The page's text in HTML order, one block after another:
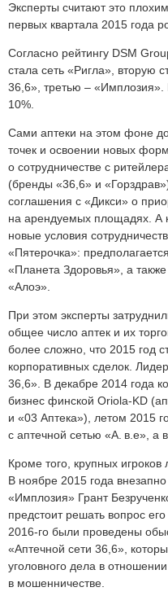
Эксперты считают это
первых квартала 2015 года
Согласно рейтингу DSM
стала сеть «Ригла», вторую
36,6», третью –
10%.
Сами аптеки на этом фоне
точек и освоении новых
о сотрудничестве с
(бренды «36,6» и
соглашения с «Дикси» о
на арендуемых площадях. А
новые условия
«Пятерочка»:
«Планета Здоровья», а
«Алоэ».
При этом эксперты
общее число аптек и их
более сложно, что 2015 год
корпоративных сделок.
36,6». В декабре 2014 года
бизнес финской Oriola-KD
и «03 Аптека»), летом 2015
с аптечной сетью «А. в.е», а
Кроме того, крупных
В ноябре 2015 года
«Имплозия» Грант
предстоит решать вопрос
2016‑го были проведены
«Аптечной сети 36,6»,
уголовного дела в
в мошенничестве.